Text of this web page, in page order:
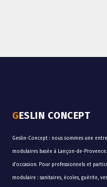
GESLIN CONCEPT
Geslin-Concept : nous sommes une
modulaires basée à Lançon-de-
d’occasion. Pour professionnels et
modulaire : sanitaires, écoles, guérite,